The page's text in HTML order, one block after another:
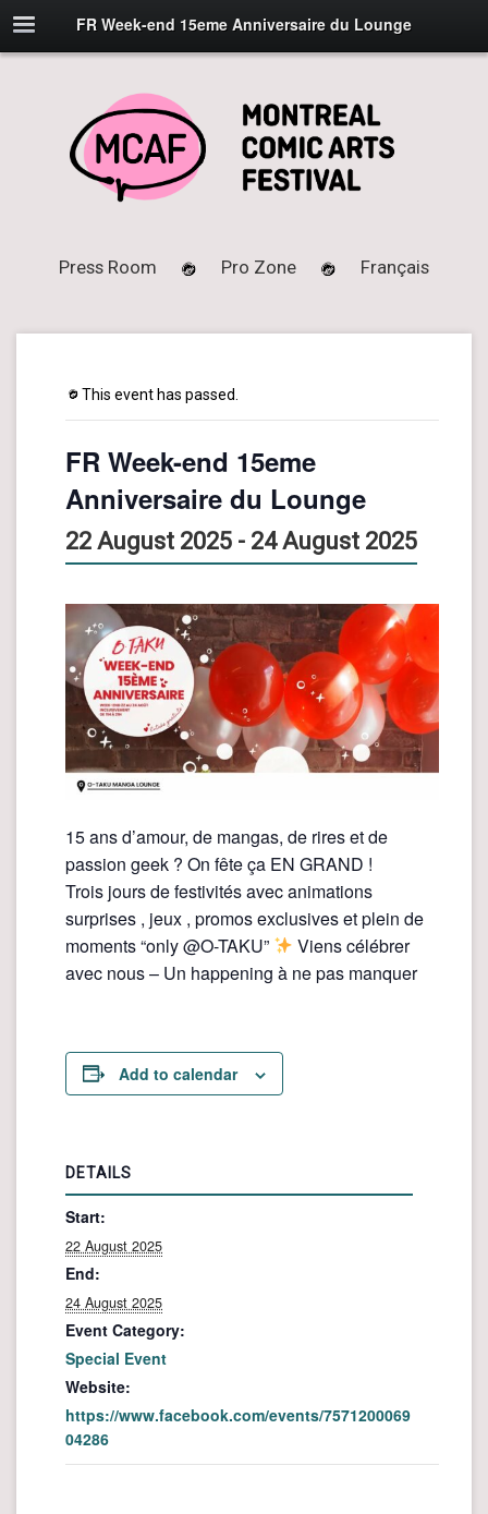
FR Week-end 15eme Anniversaire du Lounge
Press Room Pro Zone Français
This event has passed.
FR Week-end 15eme
Anniversaire du Lounge
22 August 2025 - 24 August 2025
15 ans d’amour, de mangas, de rires et de
passion geek ? On fête ça EN GRAND !
Trois jours de festivités avec animations
surprises , jeux , promos exclusives et plein de
moments “only @O-TAKU”
Viens célébrer
avec nous – Un happening à ne pas manquer
Add to calendar
DETAILS
Start:
22 August 2025
End:
24 August 2025
Event Category:
Special Event
Website:
https://www.facebook.com/events/7571200069
04286